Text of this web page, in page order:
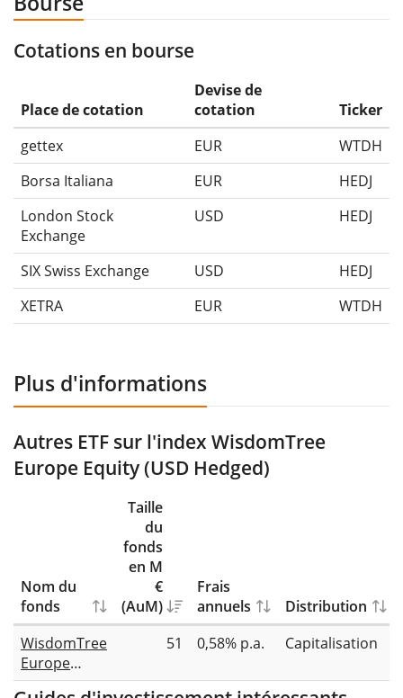
Cotations en bourse
Place de cotation
Devise de
cotation
Ticker
gettex
EUR
WTDH
Borsa Italiana
EUR
HEDJ
London Stock
Exchange
USD HEDJ
SIX Swiss Exchange USD
HEDJ
XETRA
EUR WTDH
Plus d'informations
Autres ETF sur l'index WisdomTree
Europe Equity (USD Hedged)
Nom du
fonds
Taille
du
fonds
en M
€
(AuM)
Frais
annuels
Distribution
WisdomTree
Europe
Equity UCITS
51 0,58% p.a. Capitalisation